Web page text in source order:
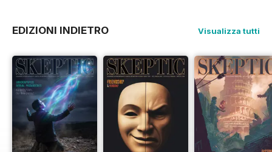
EDIZIONI INDIETRO Visualizza tutti